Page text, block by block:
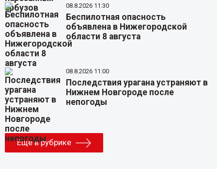
08.8.2026 11:30
Беспилотная опасность
объявлена в Нижегородской
области 8 августа
08.8.2026 11:00
Последствия урагана устраняют в
Нижнем Новгороде после
непогоды
Еще в рубрике